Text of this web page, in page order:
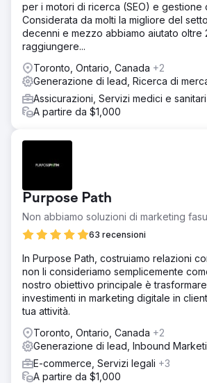
per i motori di ricerca (SEO) e gestione
Considerata da molti la migliore del
decenni e mezzo abbiamo aiutato oltre
raggiungere...
Toronto, Ontario, Canada +2
Generazione di lead, Ricerca di
Assicurazioni, Servizi medici e sanitari
A partire da $1,000
Purpose Path
Non abbiamo soluzioni di marketing
63 recensioni
In Purpose Path, costruiamo relazioni
non li consideriamo semplicemente
nostro obiettivo principale è
investimenti in marketing digitale in
tua attività.
Toronto, Ontario, Canada +2
Generazione di lead, Inbound
E-commerce, Servizi legali +3
A partire da $1,000